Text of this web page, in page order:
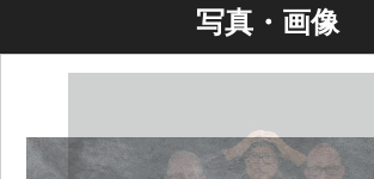
写真・画像